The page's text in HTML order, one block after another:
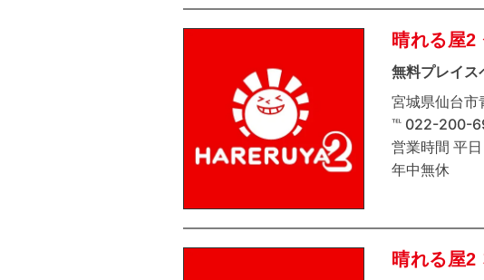
晴れる屋2
無料プレイ
宮城県仙台
℡ 022-200-
営業時間 平
年中無休
晴れる屋2